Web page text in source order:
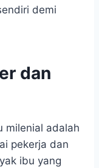
demi
dan
milenial adalah
pekerja dan
ibu yang